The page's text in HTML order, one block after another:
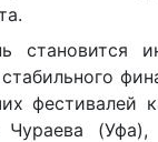
фестивалей